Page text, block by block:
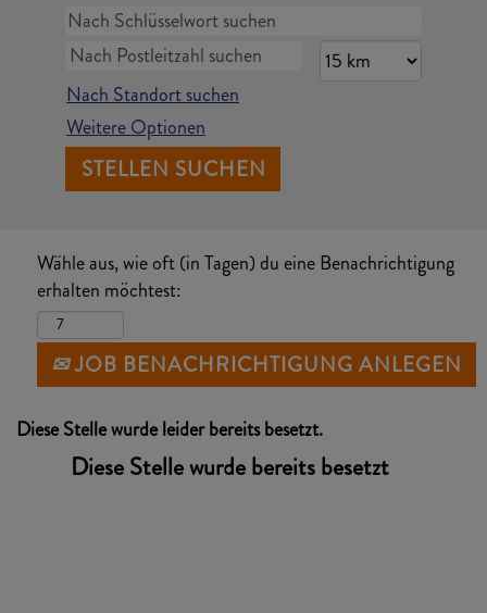
Nach Standort suchen
Weitere Optionen
Wähle aus, wie oft (in Tagen) du eine Benachrichtigung
erhalten möchtest:
JOB BENACHRICHTIGUNG ANLEGEN
Diese Stelle wurde leider bereits besetzt.
Diese Stelle wurde bereits besetzt